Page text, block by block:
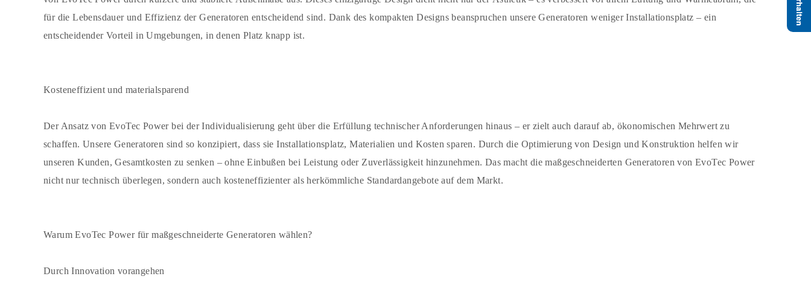
für die Lebensdauer und Effizienz der Generatoren entscheidend sind. Dank des kompakten Designs beanspruchen unsere Generatoren weniger Installationsplatz – ein
entscheidender Vorteil in Umgebungen, in denen Platz knapp ist.
Kosteneffizient und materialsparend
Der Ansatz von EvoTec Power bei der Individualisierung geht über die Erfüllung technischer Anforderungen hinaus – er zielt auch darauf ab, ökonomischen Mehrwert zu
schaffen. Unsere Generatoren sind so konzipiert, dass sie Installationsplatz, Materialien und Kosten sparen. Durch die Optimierung von Design und Konstruktion helfen wir
unseren Kunden, Gesamtkosten zu senken – ohne Einbußen bei Leistung oder Zuverlässigkeit hinzunehmen. Das macht die maßgeschneiderten Generatoren von EvoTec Power
nicht nur technisch überlegen, sondern auch kosteneffizienter als herkömmliche Standardangebote auf dem Markt.
Warum EvoTec Power für maßgeschneiderte Generatoren wählen?
Durch Innovation vorangehen